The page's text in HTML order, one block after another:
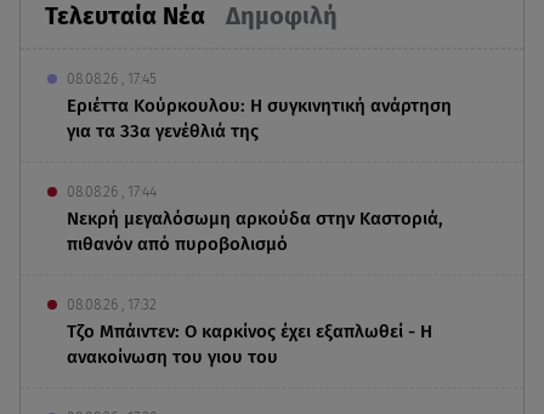
Τελευταία Νέα Δημοφιλή
08.08.26 , 17:45
Εριέττα Κούρκουλου: Η συγκινητική ανάρτηση
για τα 33α γενέθλιά της
08.08.26 , 17:44
Νεκρή μεγαλόσωμη αρκούδα στην Καστοριά,
πιθανόν από πυροβολισμό
08.08.26 , 17:32
Τζο Μπάιντεν: Ο καρκίνος έχει εξαπλωθεί - Η
ανακοίνωση του γιου του